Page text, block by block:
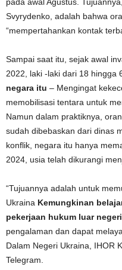
Svyrydenko, adalah bahwa
“mempertahankan kontak
Sampai saat itu, sejak awal
2022, laki -laki dari 18 hingga
negara itu – Mengingat
memobilisasi tentara untuk
Namun dalam praktiknya,
sudah dibebaskan dari dinas
konflik, negara itu hanya
2024, usia telah dikurangi
“Tujuannya adalah untuk
Ukraina Kemungkinan
pekerjaan hukum luar negeri
pengalaman dan dapat
Dalam Negeri Ukraina, IHOR
Telegram.